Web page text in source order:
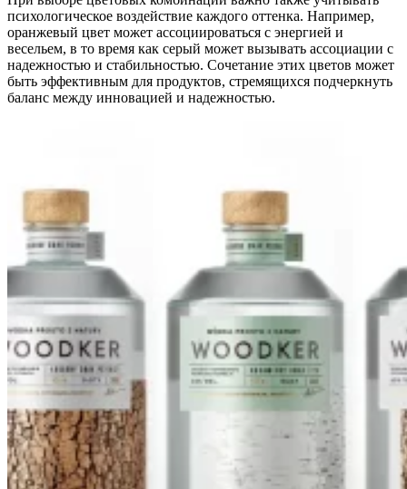
психологическое воздействие каждого оттенка. Например,
оранжевый цвет может ассоциироваться с энергией и
весельем, в то время как серый может вызывать ассоциации с
надежностью и стабильностью. Сочетание этих цветов может
быть эффективным для продуктов, стремящихся подчеркнуть
баланс между инновацией и надежностью.